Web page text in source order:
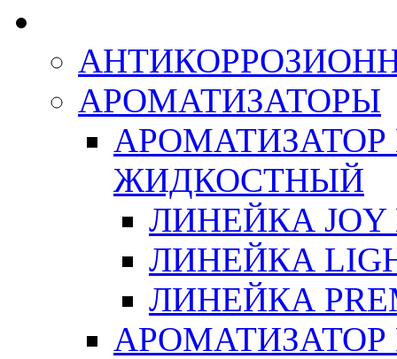
АРОМАТИЗАТОРЫ
ЖИДКОСТНЫЙ
ЛИНЕЙКА JOY
ЛИНЕЙКА
ЛИНЕЙКА